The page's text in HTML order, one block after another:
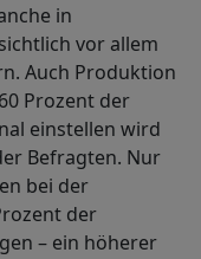
in
vor allem
Auch Produktion
Prozent der
einstellen wird
Befragten. Nur
bei der
der
– ein höherer